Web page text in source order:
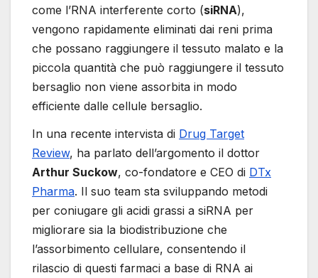
come l’RNA interferente corto (siRNA),
vengono rapidamente eliminati dai reni prima
che possano raggiungere il tessuto malato e la
piccola quantità che può raggiungere il tessuto
bersaglio non viene assorbita in modo
efficiente dalle cellule bersaglio.
In una recente intervista di Drug Target
Review, ha parlato dell’argomento il dottor
Arthur Suckow, co-fondatore e CEO di DTx
Pharma. Il suo team sta sviluppando metodi
per coniugare gli acidi grassi a siRNA per
migliorare sia la biodistribuzione che
l’assorbimento cellulare, consentendo il
rilascio di questi farmaci a base di RNA ai